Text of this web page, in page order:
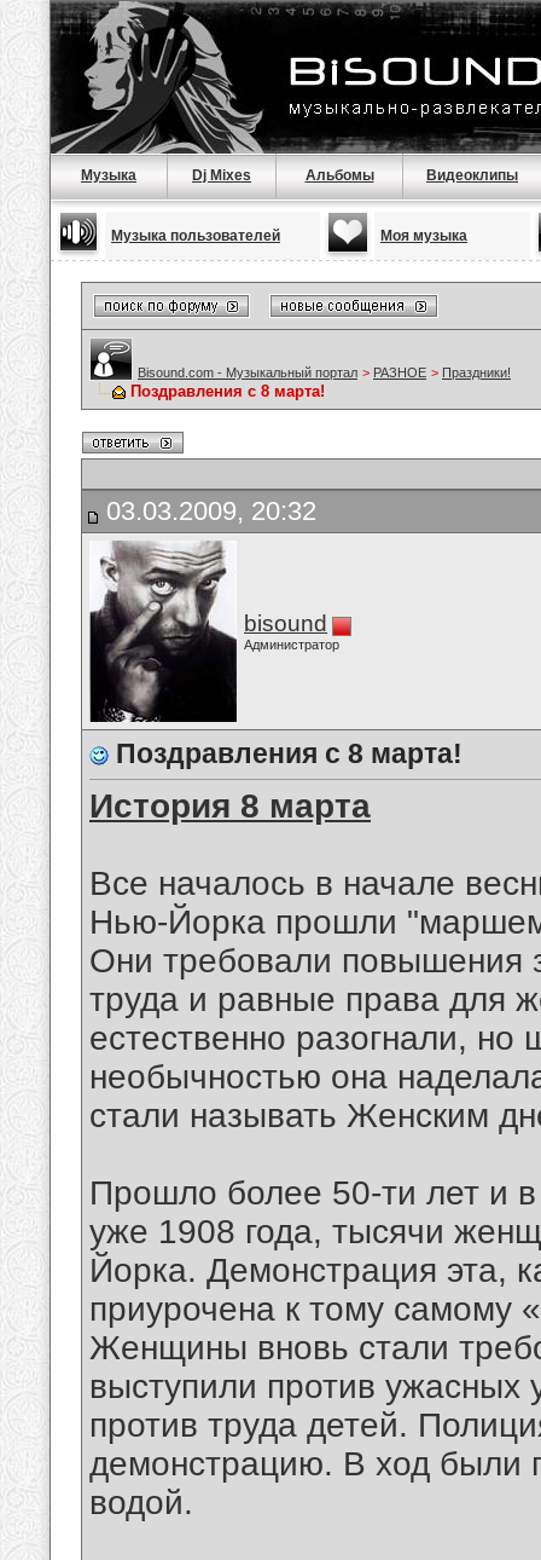
Музыка Dj Mixes Альбомы Видеоклипы
Музыка пользователей Моя музыка
Bisound.com - Музыкальный портал > РАЗНОЕ > Праздники!
Поздравления с 8 марта!
03.03.2009, 20:32
bisound
Администратор
Поздравления с 8 марта!
История 8 марта
Все началось в начале
Нью-Йорка прошли "маршем
Они требовали повышения
труда и равные права для
естественно разогнали, но
необычностью она
стали называть Женским
Прошло более 50-ти лет и
уже 1908 года, тысячи
Йорка. Демонстрация эта,
приурочена к тому самому
Женщины вновь стали
выступили против ужасных
против труда детей.
демонстрацию. В ход были
водой.